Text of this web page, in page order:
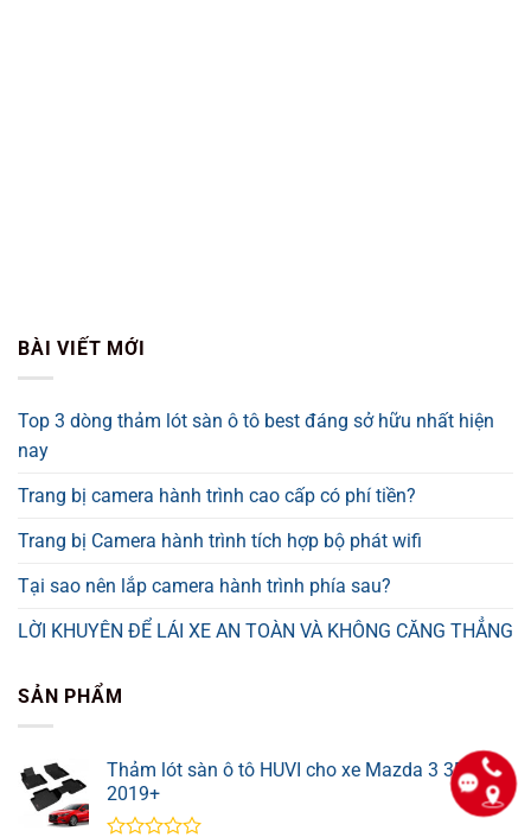
BÀI VIẾT MỚI
Top 3 dòng thảm lót sàn ô tô best đáng sở hữu nhất hiện
nay
Trang bị camera hành trình cao cấp có phí tiền?
Trang bị Camera hành trình tích hợp bộ phát wifi
Tại sao nên lắp camera hành trình phía sau?
LỜI KHUYÊN ĐỂ LÁI XE AN TOÀN VÀ KHÔNG CĂNG THẲNG
SẢN PHẨM
Thảm lót sàn ô tô HUVI cho xe Mazda 3 3D năm
2019+